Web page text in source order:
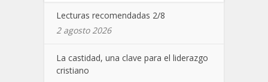
Lecturas recomendadas 2/8
2 agosto 2026
La castidad, una clave para el liderazgo
cristiano